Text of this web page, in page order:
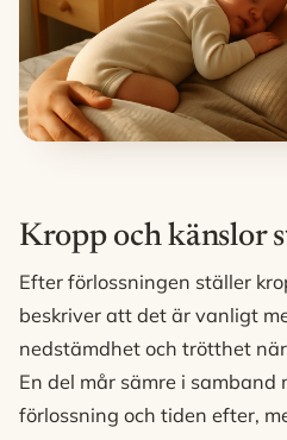
Kropp och känslor
Efter förlossningen ställer
beskriver att det är vanligt
nedstämdhet och trötthet
En del mår sämre i samband
förlossning och tiden efter,